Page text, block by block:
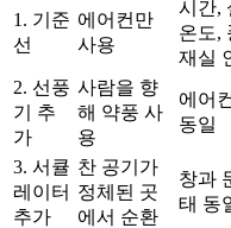
1. 기준
선
에어컨만
사용
시간,
온도,
재실
2. 선풍
기 추
가
사람을 향
해 약풍 사
용
에어
동일
3. 서큘
레이터
추가
찬 공기가
정체된 곳
에서 순환
창과
태 동